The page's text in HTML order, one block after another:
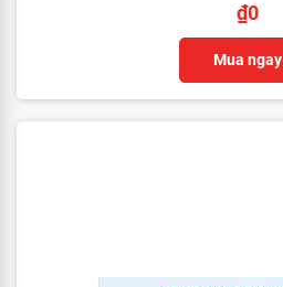
₫0
Mua ngay